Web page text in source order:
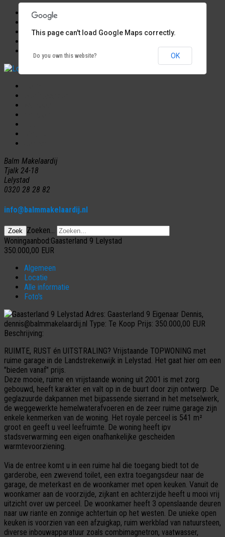
Woningaanbod
Verkocht
Balm Makelaardij
Tjalk 24-18
Lelystad
0320 28 28 82
info@balmmakelaardij.nl
Zoek
Zoeken...
Woningaanbod:Gaasterland 9 Lelystad
350.000,00 EUR
Algemeen
Locatie
Alle informatie
Foto's
Adres: Gaasterland 9 Eigenaar Dennis,
dennis@balmmakelaardij.nl Type: Te Koop Prijs: 350.000,00 EUR
Beschrijving:
RUIMTE, RUST én UITSTRALING? Vrijstaande TOPWONING met
ruime garage in de Landstrekenwijk in Lelystad. Het gaat hier om een
"bieden vanaf" prijs.
Deze mooie, ruime en vrijstaande woning uit 2001 is met zorg
gebouwd, heeft karakter en valt op in de buurt door zijn ontwerp. De
geglazuurde dakpannen met bijpassende sierrand in het metselwerk,
de weggewerkte hemelwaterafvoeren en de zeer ruime garage zijn
enkele kenmerken van de woning. Het royale perceel is 541 m²
groot en geeft u veel leefruimte. De woning heeft ipv
stadsverwarming een eigen onafhankelijke gescheiden
warmtevoorziening.
Via de entree komt u in een ruime hal die toegang biedt tot de
garderobe, een zwevend toilet, een extra toegangsdeur naar de
garage, de meterkast en de woonkamer met open keuken. Vanuit de
woonkamer aan de voorzijde, zijkant en achterzijde heeft u mooi vrij
uitzicht over uw perceel. De woonkamer heeft 3 openslaande deuren
naar uw riante en zonnige achtertuin op het westen. De unieke open
keuken is voorzien van een afzuigkap, ruim werkblad van natuursteen,
diverse inbouwapparatuur zoals combimagnetron, vaatwasser,
This page can't load Google Maps correctly.
Do you own this website? OK